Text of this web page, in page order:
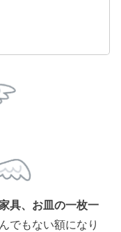
具、お皿の一枚一
でもない額になり